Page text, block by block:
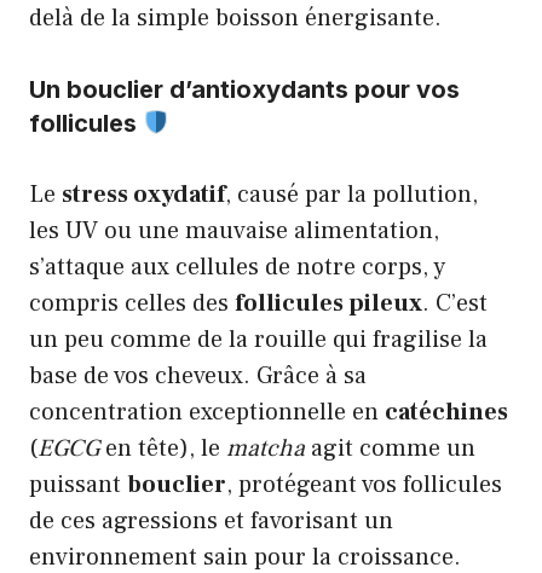
delà de la simple boisson énergisante.
Un bouclier d’antioxydants pour vos
follicules
Le stress oxydatif, causé par la pollution,
les UV ou une mauvaise alimentation,
s’attaque aux cellules de notre corps, y
compris celles des follicules pileux. C’est
un peu comme de la rouille qui fragilise la
base de vos cheveux. Grâce à sa
concentration exceptionnelle en catéchines
(EGCGen tête), le matcha agit comme un
puissant bouclier, protégeant vos follicules
de ces agressions et favorisant un
environnement sain pour la croissance.